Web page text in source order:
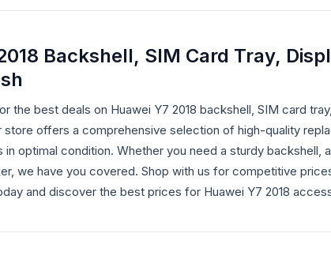
Backshell, SIM Card Tray,
the best deals on Huawei Y7 2018 backshell, SIM card
store offers a comprehensive selection of high-quality
optimal condition. Whether you need a sturdy backshell,
we have you covered. Shop with us for competitive
and discover the best prices for Huawei Y7 2018